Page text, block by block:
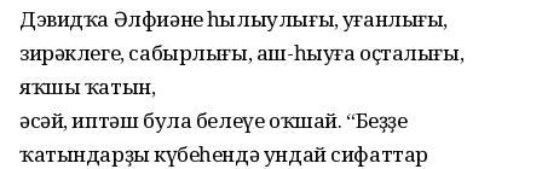
Дэвидҡа Əлфиəнең һылыулығы, уңғанлығы,
зирəклеге, сабырлығы, аш-һыуға оҫталығы,
яҡшы ҡатын,
əсəй, иптəш була белеүе оҡшай. “Беҙҙең
ҡатындарҙың күбеһендə ундай сифаттар